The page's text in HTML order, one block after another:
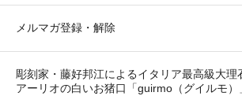
メルマガ登録・解除
彫刻家・藤好邦江によるイタリア最高級大理
アーリオの白いお猪口「guirmo（グイルモ）